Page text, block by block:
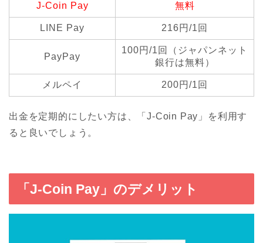
J-Coin Pay 無料
LINE Pay 216円/1回
PayPay
100円/1回（ジャパンネット
銀行は無料）
メルペイ 200円/1回
出金を定期的にしたい方は、「J-Coin Pay」を利用す
ると良いでしょう。
「J-Coin Pay」のデメリット